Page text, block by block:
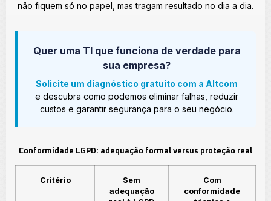
não fiquem só no papel, mas tragam resultado no dia a dia.
Quer uma TI que funciona de verdade para
sua empresa?
Solicite um diagnóstico gratuito com a Altcom
e descubra como podemos eliminar falhas, reduzir
custos e garantir segurança para o seu negócio.
Conformidade LGPD: adequação formal versus proteção real
Critério
Sem
adequação
Com
conformidade